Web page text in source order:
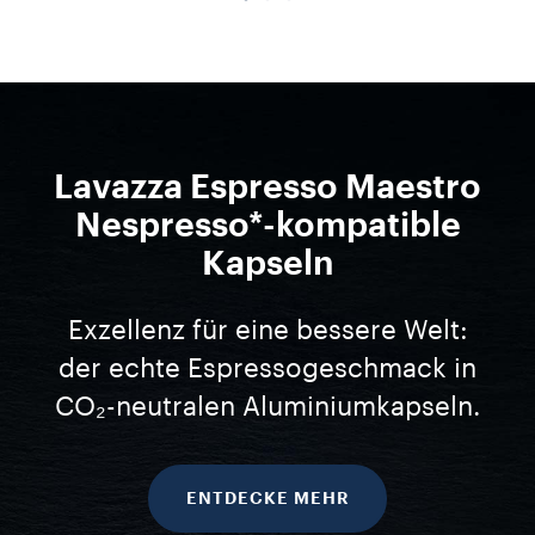
Lavazza Espresso Maestro
Nespresso*-kompatible
Kapseln
Exzellenz für eine bessere Welt:
der echte Espressogeschmack in
CO₂-neutralen Aluminiumkapseln.
ENTDECKE MEHR